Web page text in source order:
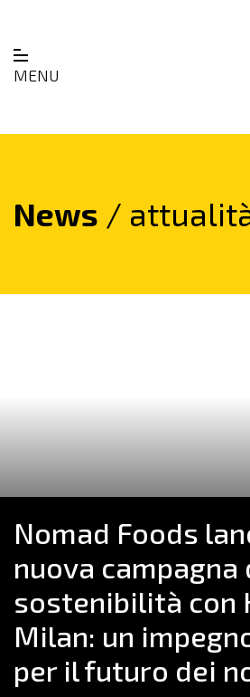
MENU
News /
Nomad Foods
nuova campagna
sostenibilità con
Milan: un
per il futuro dei